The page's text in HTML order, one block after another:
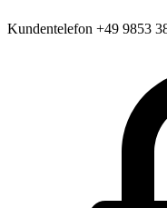
Kundentelefon +49 9853